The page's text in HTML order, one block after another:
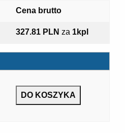
Cena brutto
327.81 PLN za 1kpl